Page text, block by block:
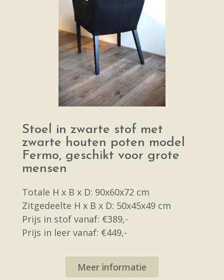
Stoel in zwarte stof met
zwarte houten poten model
Fermo, geschikt voor grote
mensen
Totale H x B x D: 90x60x72 cm
Zitgedeelte H x B x D: 50x45x49 cm
Prijs in stof vanaf: €389,-
Prijs in leer vanaf: €449,-
Meer informatie